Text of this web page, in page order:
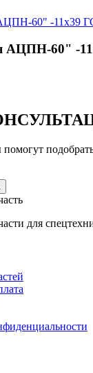
АЦПН-60" -
для